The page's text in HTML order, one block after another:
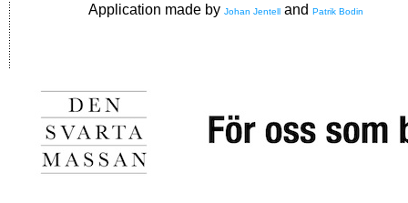
Application made by Johan Jentell and Patrik Bodin